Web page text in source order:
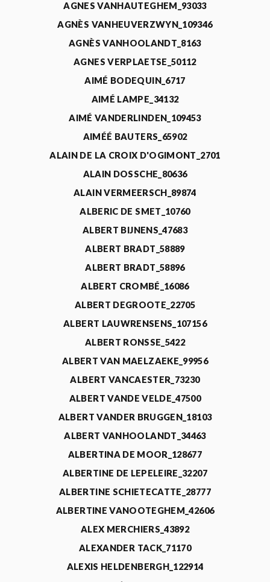
AGNES VANHAUTEGHEM_93033
AGNÈS VANHEUVERZWYN_109346
AGNÈS VANHOOLANDT_8163
AGNES VERPLAETSE_50112
AIMÉ BODEQUIN_6717
AIMÉ LAMPE_34132
AIMÉ VANDERLINDEN_109453
AIMÉÉ BAUTERS_65902
ALAIN DE LA CROIX D'OGIMONT_2701
ALAIN DOSSCHE_80636
ALAIN VERMEERSCH_89874
ALBERIC DE SMET_10760
ALBERT BIJNENS_47683
ALBERT BRADT_58889
ALBERT BRADT_58896
ALBERT CROMBÉ_16086
ALBERT DEGROOTE_22705
ALBERT LAUWRENSENS_107156
ALBERT RONSSE_5422
ALBERT VAN MAELZAEKE_99956
ALBERT VANCAESTER_73230
ALBERT VANDE VELDE_47500
ALBERT VANDER BRUGGEN_18103
ALBERT VANHOOLANDT_34463
ALBERTINA DE MOOR_128677
ALBERTINE DE LEPELEIRE_32207
ALBERTINE SCHIETECATTE_28777
ALBERTINE VANOOTEGHEM_42606
ALEX MERCHIERS_43892
ALEXANDER TACK_71170
ALEXIS HELDENBERGH_122914